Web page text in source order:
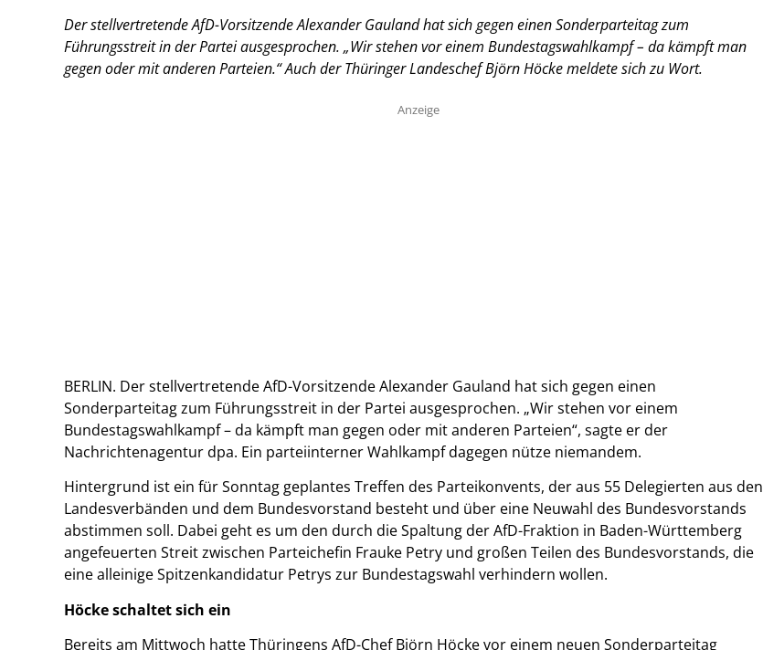
Der stellvertretende AfD-Vorsitzende Alexander Gauland hat sich gegen einen Sonderparteitag zum
Führungsstreit in der Partei ausgesprochen. „Wir stehen vor einem Bundestagswahlkampf – da kämpft man
gegen oder mit anderen Parteien.“ Auch der Thüringer Landeschef Björn Höcke meldete sich zu Wort.
Anzeige
BERLIN. Der stellvertretende AfD-Vorsitzende Alexander Gauland hat sich gegen einen
Sonderparteitag zum Führungsstreit in der Partei ausgesprochen. „Wir stehen vor einem
Bundestagswahlkampf – da kämpft man gegen oder mit anderen Parteien“, sagte er der
Nachrichtenagentur dpa. Ein parteiinterner Wahlkampf dagegen nütze niemandem.
Hintergrund ist ein für Sonntag geplantes Treffen des Parteikonvents, der aus 55 Delegierten aus den
Landesverbänden und dem Bundesvorstand besteht und über eine Neuwahl des Bundesvorstands
abstimmen soll. Dabei geht es um den durch die Spaltung der AfD-Fraktion in Baden-Württemberg
angefeuerten Streit zwischen Parteichefin Frauke Petry und großen Teilen des Bundesvorstands, die
eine alleinige Spitzenkandidatur Petrys zur Bundestagswahl verhindern wollen.
Höcke schaltet sich ein
Bereits am Mittwoch hatte Thüringens AfD-Chef Björn Höcke vor einem neuen Sonderparteitag